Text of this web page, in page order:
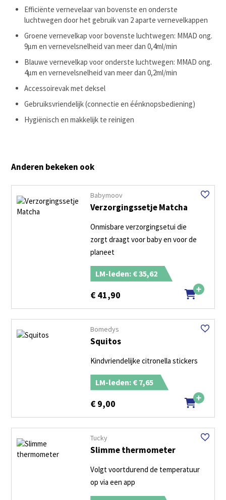
Efficiënte vernevelaar van bovenste en onderste
luchtwegen door het gebruik van 2 aparte vernevelkappen
Groene vernevelkap voor bovenste luchtwegen: MMAD ong.
9μm en vernevelsnelheid van meer dan 0,4ml/min
Blauwe vernevelkap voor onderste luchtwegen: MMAD ong.
4μm en vernevelsnelheid van meer dan 0,2ml/min
Accessoirevak met deksel
Gebruiksvriendelijk (connectie en éénknopsbediening)
Hygiënisch en makkelijk te reinigen
Anderen bekeken ook
Babymoov
Verzorgingssetje Matcha
Onmisbare verzorgingsetui die
zorgt draagt voor baby en voor de
planeet
LM-leden: € 35,62
€ 41,90
Bomedys
Squitos
Kindvriendelijke citronella stickers
LM-leden: € 7,65
€ 9,00
Tucky
Slimme thermometer
Volgt voortdurend de temperatuur
op via een app